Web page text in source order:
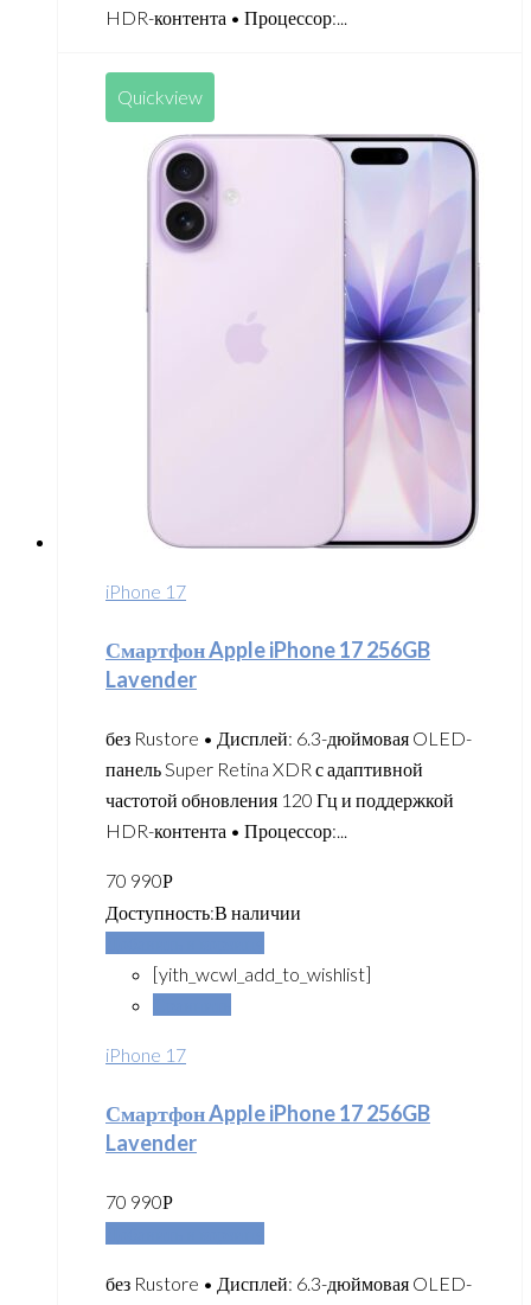
HDR-контента • Процессор:...
Quickview
iPhone 17
Смартфон Apple iPhone 17 256GB
Lavender
без Rustore • Дисплей: 6.3-дюймовая OLED-
панель Super Retina XDR с адаптивной
частотой обновления 120 Гц и поддержкой
HDR-контента • Процессор:...
70 990Р
Доступность:В наличии
[yith_wcwl_add_to_wishlist]
iPhone 17
Смартфон Apple iPhone 17 256GB
Lavender
70 990Р
без Rustore • Дисплей: 6.3-дюймовая OLED-